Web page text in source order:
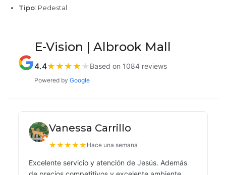
Tipo: Pedestal
E-Vision | Albrook Mall
4.4★ ★ ★ ★ ★ Based on 1084 reviews
Powered by Google
Vanessa Carrillo
★★★★★ Hace una semana
Excelente servicio y atención de Jesús. Además